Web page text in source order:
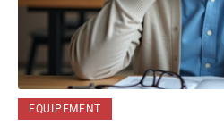
EQUIPEMENT